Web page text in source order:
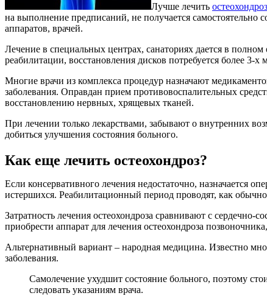
Лучше лечить
на выполнение предписаний, не получается самостоятельно
аппаратов, врачей.
Лечение в специальных центрах, санаториях дается в
реабилитации, восстановления дисков потребуется более 3-х
Многие врачи из комплекса процедур назначают
заболевания. Оправдан прием противовоспалительных
восстановлению нервных, хрящевых тканей.
При лечении только лекарствами, забывают о внутренних
добиться улучшения состояния больного.
Как еще лечить остеохондроз?
Если консервативного лечения недостаточно, назначается
истершихся. Реабилитационный период проводят, как
Затратность лечения остеохондроза сравнивают с
приобрести аппарат для лечения остеохондроза
Альтернативный вариант – народная медицина. Известно
заболевания.
Самолечение ухудшит состояние больного, поэтому
следовать указаниям врача.